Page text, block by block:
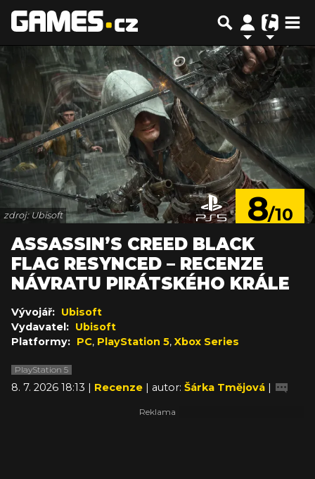
8/10
zdroj: Ubisoft
ASSASSIN’S CREED BLACK
FLAG RESYNCED – RECENZE
NÁVRATU PIRÁTSKÉHO KRÁLE
Vývojář: Ubisoft
Vydavatel: Ubisoft
Platformy: PC, PlayStation 5, Xbox Series
PlayStation 5
8. 7. 2026 18:13 | Recenze | autor: Šárka Tmějová |